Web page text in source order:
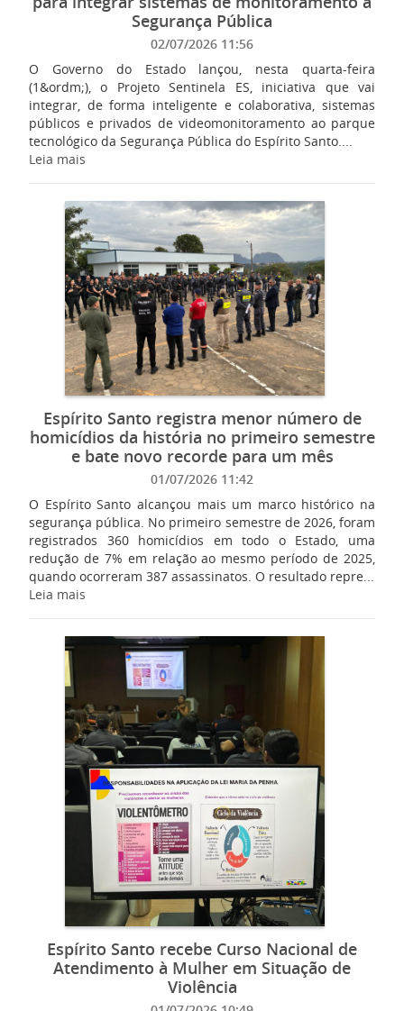
Segurança Pública
02/07/2026 11:56
O Governo do Estado lançou, nesta quarta-feira
(1&ordm;), o Projeto Sentinela ES, iniciativa que vai
integrar, de forma inteligente e colaborativa, sistemas
públicos e privados de videomonitoramento ao parque
tecnológico da Segurança Pública do Espírito Santo....
Leia mais
Espírito Santo registra menor número de
homicídios da história no primeiro semestre
e bate novo recorde para um mês
01/07/2026 11:42
O Espírito Santo alcançou mais um marco histórico na
segurança pública. No primeiro semestre de 2026, foram
registrados 360 homicídios em todo o Estado, uma
redução de 7% em relação ao mesmo período de 2025,
quando ocorreram 387 assassinatos. O resultado repre...
Leia mais
Espírito Santo recebe Curso Nacional de
Atendimento à Mulher em Situação de
Violência